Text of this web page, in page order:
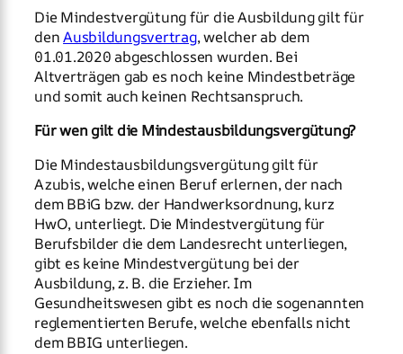
Die Mindestvergütung für die Ausbildung gilt für
denAusbildungsvertrag, welcher ab dem
01.01.2020 abgeschlossen wurden. Bei
Altverträgen gab es noch keine Mindestbeträge
und somit auch keinen Rechtsanspruch.
Für wen gilt die Mindestausbildungsvergütung?
Die Mindestausbildungsvergütung gilt für
Azubis, welche einen Beruf erlernen, der nach
dem BBiG bzw. der Handwerksordnung, kurz
HwO, unterliegt. Die Mindestvergütung für
Berufsbilder die dem Landesrecht unterliegen,
gibt es keine Mindestvergütung bei der
Ausbildung, z. B. die Erzieher. Im
Gesundheitswesen gibt es noch die sogenannten
reglementierten Berufe, welche ebenfalls nicht
dem BBIG unterliegen.